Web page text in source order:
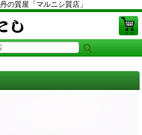
の質屋「マルニシ質店」
PCサイト